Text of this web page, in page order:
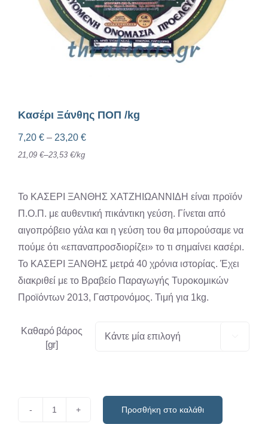
Κασέρι Ξάνθης ΠΟΠ /kg
7,20 € – 23,20 €Price
21,09 €–23,53 €/kg
Το ΚΑΣΕΡΙ ΞΑΝΘΗΣ ΧΑΤΖΗΙΩΑΝΝΙΔΗ είναι προϊόν
Π.Ο.Π. με αυθεντική πικάντικη γεύση. Γίνεται από
αιγοπρόβειο γάλα και η γεύση του θα μπορούσαμε να
πούμε ότι «επαναπροσδιορίζει» το τι σημαίνει κασέρι.
Το ΚΑΣΕΡΙ ΞΑΝΘΗΣ μετρά 40 χρόνια ιστορίας. Έχει
διακριθεί με το Βραβείο Παραγωγής Τυροκομικών
Προϊόντων 2013, Γαστρονόμος. Τιμή για 1kg.
Καθαρό βάρος
[gr]
Προσθήκη στο καλάθι